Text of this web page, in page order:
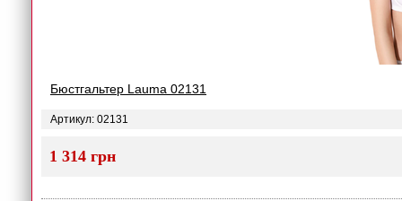
Бюстгальтер Lauma 02131
Артикул: 02131
1 314 грн